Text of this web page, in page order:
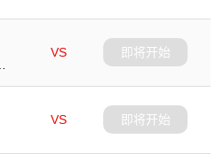
VS
即将开始
VS
即将开始